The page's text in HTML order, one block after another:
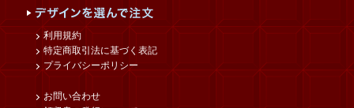
利用規約
特定商取引法に基づく表記
プライバシーポリシー
お問い合わせ